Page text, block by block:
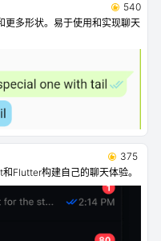
540
多形状。易于使用和实现聊天
375
Flutter构建自己的聊天体验。